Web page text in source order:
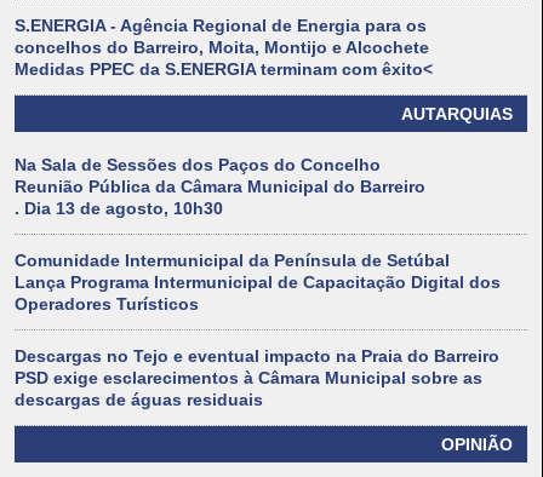
S.ENERGIA - Agência Regional de Energia para os
concelhos do Barreiro, Moita, Montijo e Alcochete
Medidas PPEC da S.ENERGIA terminam com êxito<
AUTARQUIAS
Na Sala de Sessões dos Paços do Concelho
Reunião Pública da Câmara Municipal do Barreiro
. Dia 13 de agosto, 10h30
Comunidade Intermunicipal da Península de Setúbal
Lança Programa Intermunicipal de Capacitação Digital dos
Operadores Turísticos
Descargas no Tejo e eventual impacto na Praia do Barreiro
PSD exige esclarecimentos à Câmara Municipal sobre as
descargas de águas residuais
OPINIÃO